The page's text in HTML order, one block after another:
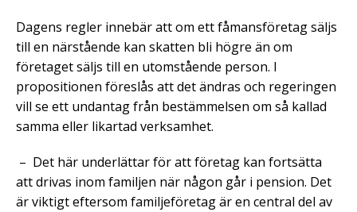
Dagens regler innebär att om ett fåmansföretag säljs
till en närstående kan skatten bli högre än om
företaget säljs till en utomstående person. I
propositionen föreslås att det ändras och regeringen
vill se ett undantag från bestämmelsen om så kallad
samma eller likartad verksamhet.
– Det här underlättar för att företag kan fortsätta
att drivas inom familjen när någon går i pension. Det
är viktigt eftersom familjeföretag är en central del av